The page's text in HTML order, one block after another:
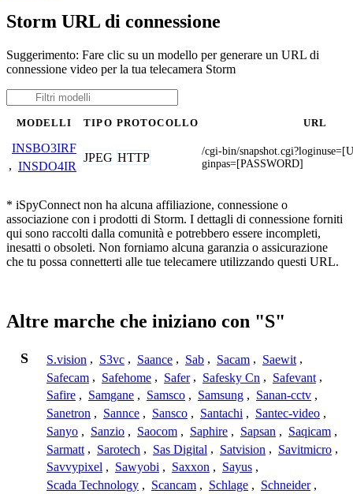
Storm URL di connessione
Suggerimento: Fare clic su un modello per generare un URL di
connessione video per la tua telecamera Storm
MODELLI TIPO PROTOCOLLO URL
INSBO3IRF
, INSDO4IR
JPEG HTTP
/cgi-bin/
ginpas=[PASSWORD]
* iSpyConnect non ha alcuna affiliazione, connessione o
associazione con i prodotti di Storm. I dettagli di connessione forniti
qui sono raccolti dalla comunità e potrebbero essere incompleti,
inesatti o obsoleti. Non forniamo alcuna garanzia o assicurazione
che tu possa connetterti alle tue telecamere utilizzando questi URL.
Altre marche che iniziano con "S"
S S.vision , S3vc , Saance , Sab , Sacam , Saewit ,
Safecam , Safehome , Safer , Safesky Cn , Safevant ,
Safire , Samgane , Samsco , Samsung , Sanan-cctv ,
Sanetron , Sannce , Sansco , Santachi , Santec-video ,
Sanyo , Sanzio , Saocom , Saphire , Sapsan , Saqicam ,
Sarmatt , Sarotech , Sas Digital , Satvision , Savitmicro ,
Savvypixel , Sawyobi , Saxxon , Sayus ,
Scada Technology , Scancam , Schlage , Schneider ,